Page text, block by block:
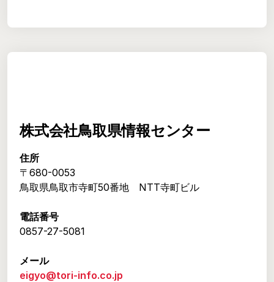
株式会社鳥取県情報センター
住所
〒680-0053
鳥取県鳥取市寺町50番地 NTT寺町ビル
電話番号
0857-27-5081
メール
eigyo@tori-info.co.jp